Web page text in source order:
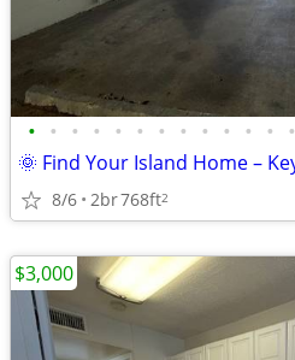
• • • • • • • • • • • • •
8/6 2br768ft2
$3,000